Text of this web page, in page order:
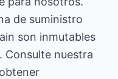
de suministro
son inmutables
Consulte nuestra